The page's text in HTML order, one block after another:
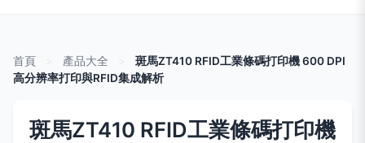
首頁 產品大全
斑馬ZT410 RFID工業條碼打印機 600 DPI
高分辨率打印與RFID集成解析
斑馬ZT410 RFID工業條碼打印機